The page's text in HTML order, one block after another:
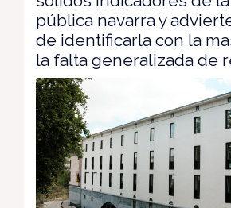
pública navarra y
de identificarla con la
la falta generalizada de